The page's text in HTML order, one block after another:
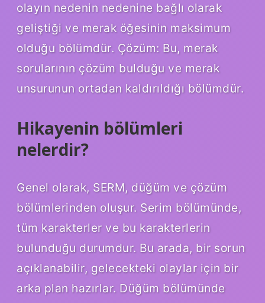
olayın nedenin nedenine bağlı olarak
geliştiği ve merak öğesinin maksimum
olduğu bölümdür. Çözüm: Bu, merak
sorularının çözüm bulduğu ve merak
unsurunun ortadan kaldırıldığı bölümdür.
Hikayenin bölümleri
nelerdir?
Genel olarak, SERM, düğüm ve çözüm
bölümlerinden oluşur. Serim bölümünde,
tüm karakterler ve bu karakterlerin
bulunduğu durumdur. Bu arada, bir sorun
açıklanabilir, gelecekteki olaylar için bir
arka plan hazırlar. Düğüm bölümünde